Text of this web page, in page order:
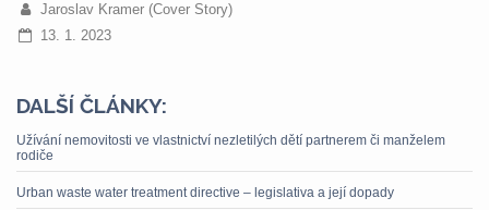
Jaroslav Kramer (Cover Story)
13. 1. 2023
DALŠÍ ČLÁNKY:
Užívání nemovitosti ve vlastnictví nezletilých dětí partnerem či manželem
rodiče
Urban waste water treatment directive – legislativa a její dopady